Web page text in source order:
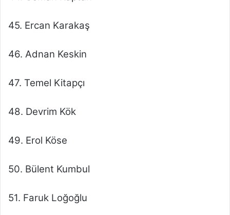
45. Ercan Karakaş
46. Adnan Keskin
47. Temel Kitapçı
48. Devrim Kök
49. Erol Köse
50. Bülent Kumbul
51. Faruk Loğoğlu